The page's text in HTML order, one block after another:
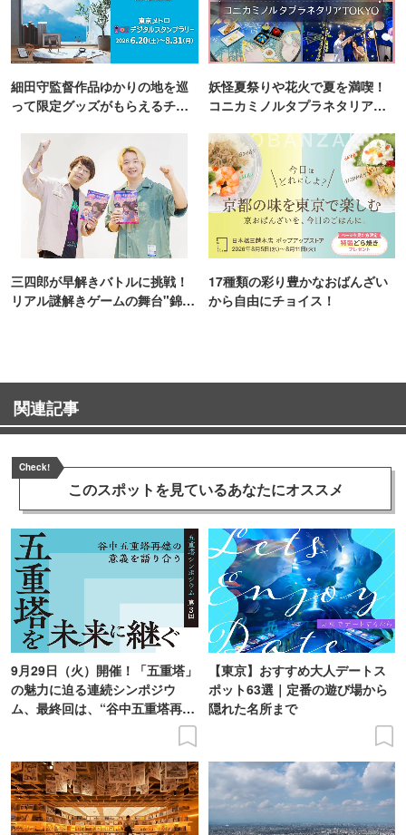
細田守監督作品ゆかりの地を巡
って限定グッズがもらえるチャ
妖怪夏祭りや花火で夏を満喫！
コニカミノルタプラネタリア
三四郎が早解きバトルに挑戦！
リアル謎解きゲームの舞台"錦糸
17種類の彩り豊かなおばんざい
から自由にチョイス！
関連記事
Check!
このスポットを見ているあなたにオススメ
9月29日（火）開催！「五重塔」
の魅力に迫る連続シンポジウ
ム、最終回は、“谷中五重塔再建
【東京】おすすめ大人デートス
ポット63選｜定番の遊び場から
隠れた名所まで